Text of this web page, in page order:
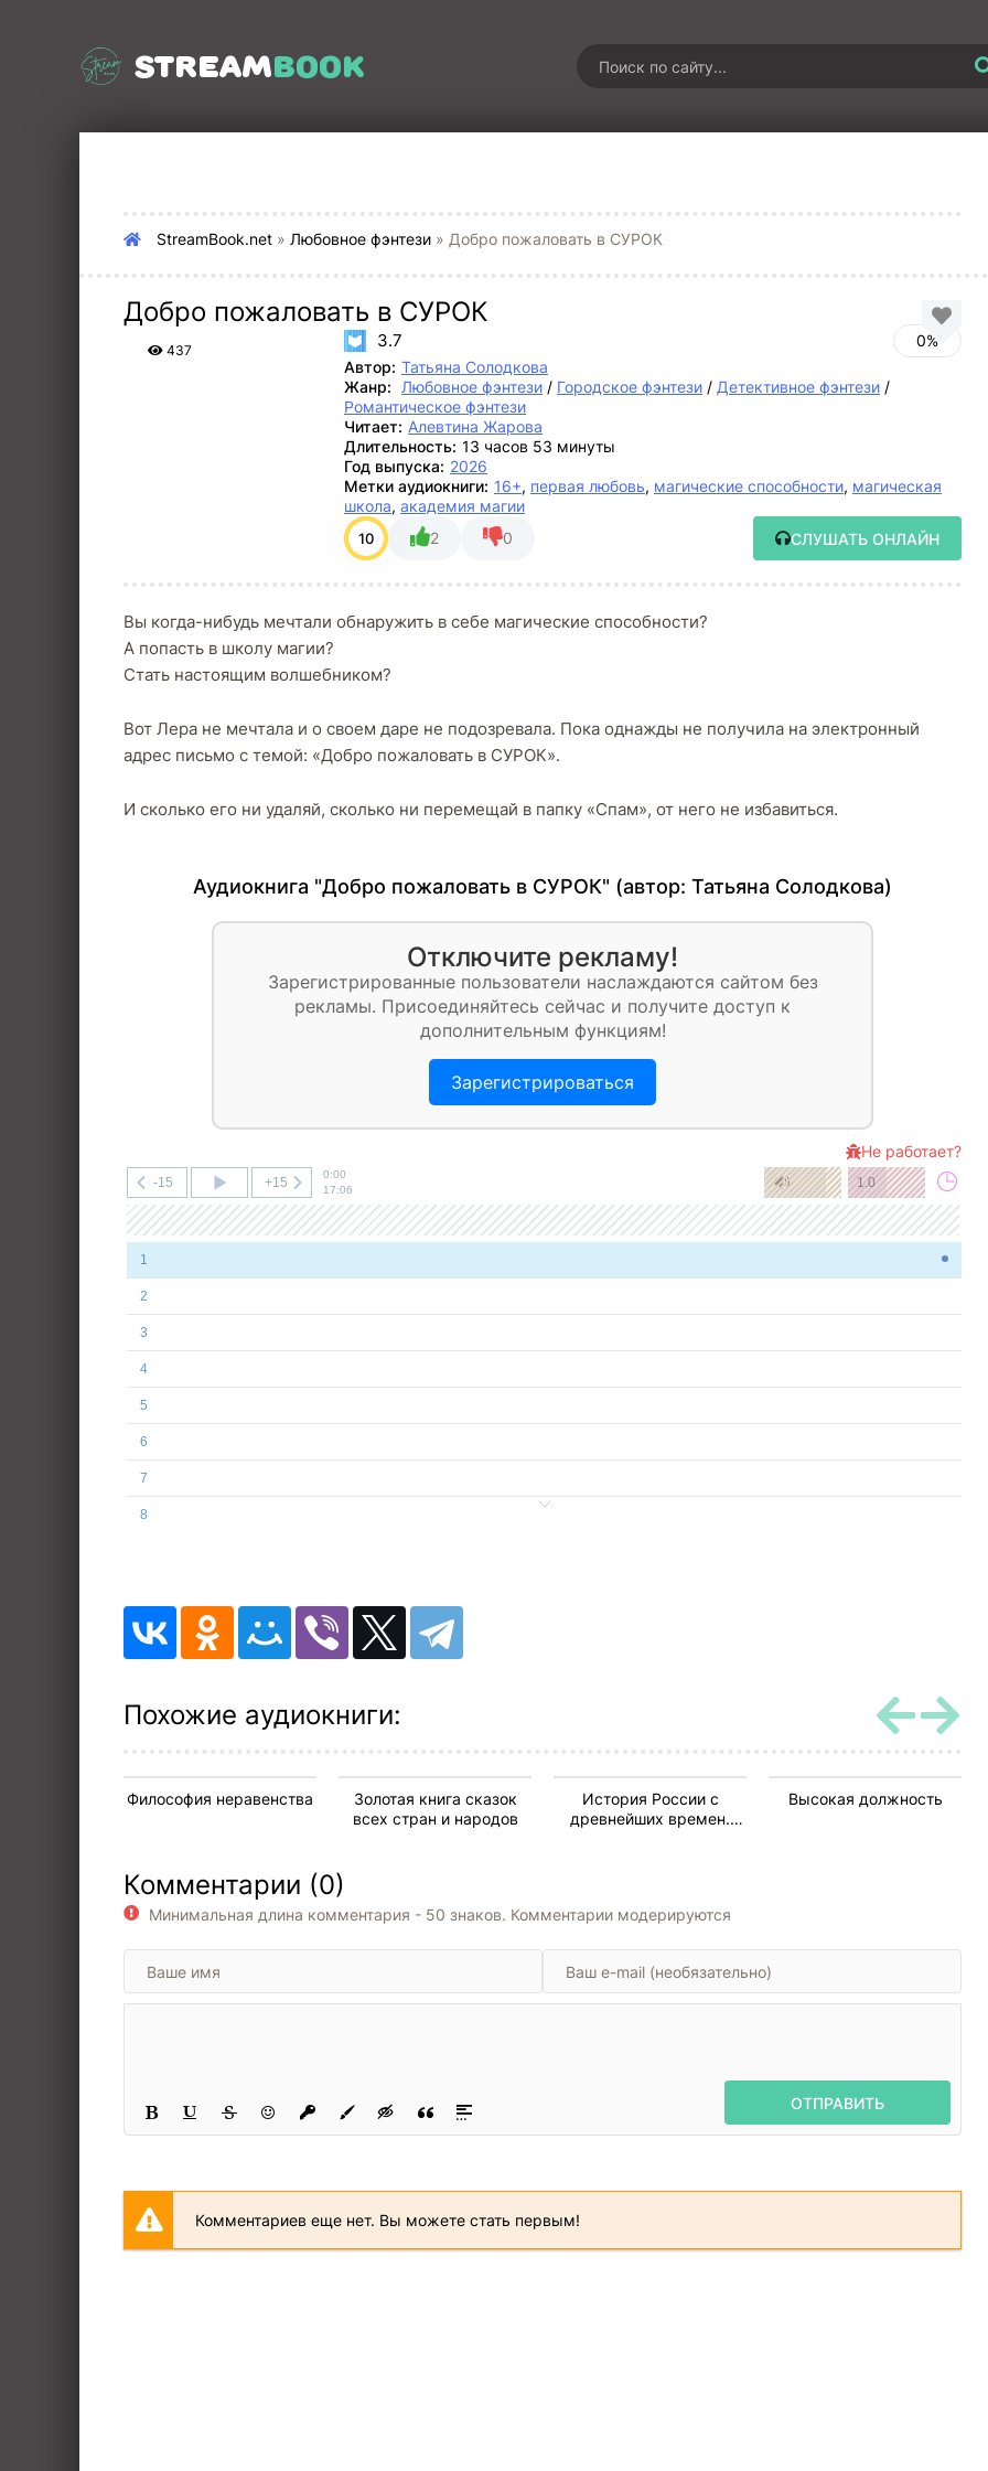
STREAMBOOK
StreamBook.net » Любовное фэнтези » Добро пожаловать в СУРОК
Добро пожаловать в СУРОК
437 3.7
0%
Автор: Татьяна Солодкова
Жанр:
Любовное фэнтези / Городское фэнтези / Детективное фэнтези /
Романтическое фэнтези
Читает: Алевтина Жарова
Длительность: 13 часов 53 минуты
Год выпуска: 2026
Метки аудиокниги: 16+, первая любовь, магические способности, магическая
школа, академия магии
10 2 0 СЛУШАТЬ ОНЛАЙН
Вы когда-нибудь мечтали обнаружить в себе магические способности?
А попасть в школу магии?
Стать настоящим волшебником?
Вот Лера не мечтала и о своем даре не подозревала. Пока однажды не получила на электронный
адрес письмо с темой: «Добро пожаловать в СУРОК».
И сколько его ни удаляй, сколько ни перемещай в папку «Спам», от него не избавиться.
Аудиокнига "Добро пожаловать в СУРОК" (автор: Татьяна Солодкова)
Отключите рекламу!
Зарегистрированные пользователи наслаждаются сайтом без
рекламы. Присоединяйтесь сейчас и получите доступ к
дополнительным функциям!
Зарегистрироваться
-15 +15
0:00
17:06
1.0
1
2
3
4
5
6
7
8
11
12
16
18
19
20
25
27
Не работает?
Похожие аудиокниги:
Философия неравенства
Золотая книга сказок
всех стран и народов
История России с
древнейших времен.
Высокая должность
Комментарии (0)
Минимальная длина комментария - 50 знаков. Комментарии модерируются
ОТПРАВИТЬ
Комментариев еще нет. Вы можете стать первым!